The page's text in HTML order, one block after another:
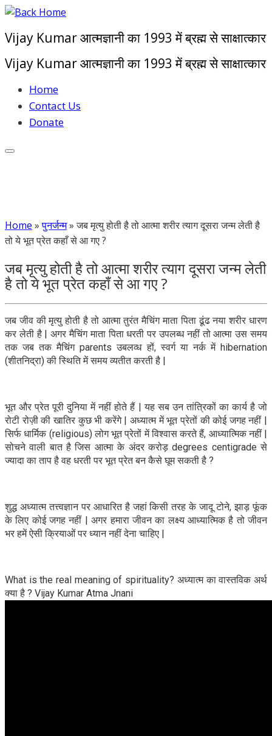
Skip
content
Vijay Kumar आत्मज्ञानी का 1993 में ब्रह्म से साक्षात्कार
Vijay Kumar आत्मज्ञानी का 1993 में ब्रह्म से साक्षात्कार
Home
Contact Us
Donate
Home » पुनर्जन्म» जब मृत्यु होती है तो आत्मा शरीर त्याग दूसरा जन्म लेती है
तो ये भूत प्रेत कहाँ से आ गए ?
जब मृत्यु होती है तो आत्मा शरीर त्याग दूसरा जन्म लेती
है तो ये भूत प्रेत कहाँ से आ गए ?
जब जीव की मृत्यु होती है तो आत्मा तुरंत मैचिंग माता पिता ढूंढ नया शरीर धारण
कर लेती है | अगर मैचिंग माता पिता धरती पर उपलब्ध नहीं तो आत्मा उस समय
तक जब तक मैचिंग parents उबलव्ध हों, स्वर्ग या नर्क में hibernation
(शीतनिद्रा) की स्थिति में समय व्यतीत करती है |
भूत और प्रेत पूरी दुनिया में नहीं होते हैं | यह सब उन तांत्रिकों का कार्य है जो
रोटी रोज़ी की खातिर कुछ भी करेंगे | अध्यात्म में भूत प्रेतों की कोई जगह नहीं |
सिर्फ धार्मिक (religious) लोग भूत प्रेतों में विश्वास करते हैं, आध्यात्मिक नहीं |
सोचने वाली बात है जिस आत्मा के अंदर करोड़ degrees centigrade से
ज्यादा का ताप है वह धरती पर भूत प्रेत बन कैसे घूम सकती है ?
शुद्ध अध्यात्म तत्त्वज्ञान पर आधारित है जहां किसी तरह के जादू टोने, झाड़ फूंक
के लिए कोई जगह नहीं | अगर हमारा जीवन का लक्ष्य आध्यात्मिक है तो जीवन
भर हमें ऐसी क्रियाओं पर ध्यान नहीं देना चाहिए |
What is the real meaning of spirituality? अध्यात्म का वास्तविक अर्थ
क्या है ? Vijay Kumar Atma Jnani